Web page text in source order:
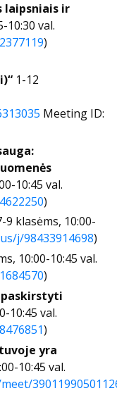
laipsniais ir
10:30 val.
)
1-12
Meeting ID:
10:45 val.
)
9 klasėms, 10:00-
j/98433914698)
10:00-10:45 val.
)
10:45 val.
)
yra
10:45 val.